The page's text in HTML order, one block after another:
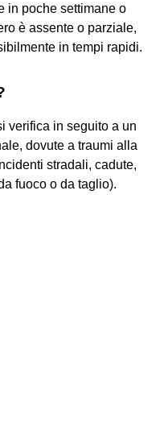
in poche settimane o
è assente o parziale,
in tempi rapidi.
verifica in seguito a un
dovute a traumi alla
stradali, cadute,
fuoco o da taglio).